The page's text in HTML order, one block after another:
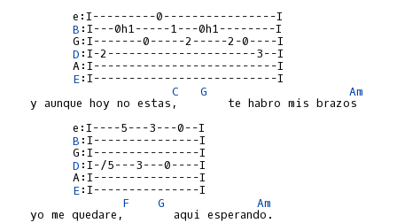
         e:I---------0----------------I
B :I---0h1-----1---0h1--------I
         G:I-------0-----2-----2-0----I
D :I-2---------------------3--I
         A:I--------------------------I
E:I--------------------------I
C
G
Am
   y aunque hoy no estas,       te habro mis brazos
         e:I----5---3---0--I
B :I---------------I
         G:I---------------I
D :I-/5---3---0----I
         A:I---------------I
E:I---------------I
F
G
Am
   yo me quedare,       aqui esperando.